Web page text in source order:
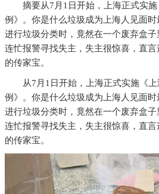
摘要从7月1日开始，上海正式实
例》。你是什么垃圾成为上海人见面
进行垃圾分类时，竟然在一个废弃盒
连忙报警寻找失主，失主很惊喜，直言
的传家宝。
从7月1日开始，上海正式实施《
例》。你是什么垃圾成为上海人见面
进行垃圾分类时，竟然在一个废弃盒
连忙报警寻找失主，失主很惊喜，直言
的传家宝。